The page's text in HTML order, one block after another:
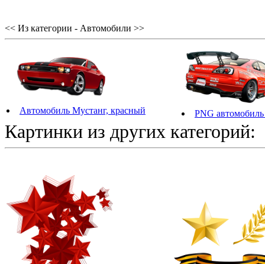
<< Из категории - Автомобили >>
Автомобиль Мустанг, красный PNG
Картинки из других категорий: